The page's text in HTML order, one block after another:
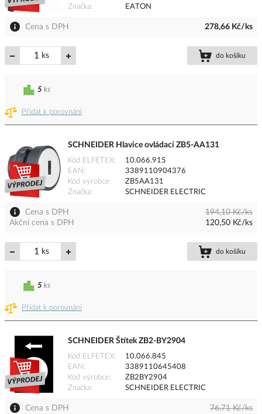
Značka
EATON
Cena s DPH 278,66 Kč/ks
ks do košíku
Přidat k porovnání
5 ks
SCHNEIDER Hlavice ovládací ZB5-AA131
Kód ELFETEX
10.066.915
EAN
3389110904376
Kód výrobce
ZB5AA131
Značka
SCHNEIDER ELECTRIC
Cena s DPH
194,10 Kč/ks
Akční cena s DPH
120,50 Kč/ks
ks do košíku
Přidat k porovnání
5 ks
SCHNEIDER Štítek ZB2-BY2904
Kód ELFETEX
10.066.845
EAN
3389110645408
Kód výrobce
ZB2BY2904
Značka
SCHNEIDER ELECTRIC
Cena s DPH
76,71 Kč/ks